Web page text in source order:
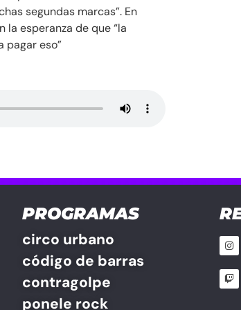
segundas marcas”. En
la esperanza de que “la
pagar eso”
PROGRAMAS
circo urbano
código de barras
contragolpe
ponele rock